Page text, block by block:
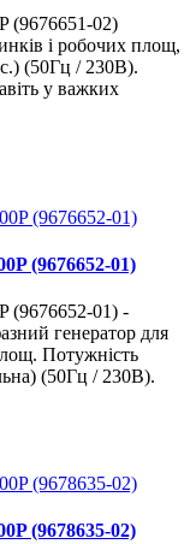
(9676651-02)
і робочих площ,
(50Гц / 230В).
у важких
(9676652-01)
(9676652-01) -
генератор для
Потужність
(50Гц / 230В).
(9678635-02)